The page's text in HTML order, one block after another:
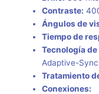
Contraste:
Ángulos de
Tiempo de
Tecnología
Adaptive-Sync
Tratamiento
Conexiones: